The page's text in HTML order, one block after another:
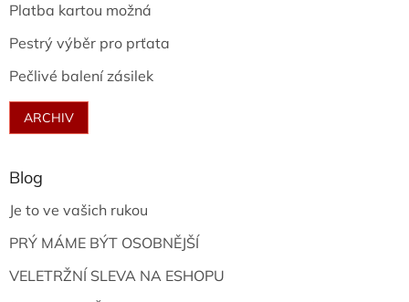
Platba kartou možná
Pestrý výběr pro prťata
Pečlivé balení zásilek
ARCHIV
Blog
Je to ve vašich rukou
PRÝ MÁME BÝT OSOBNĚJŠÍ
VELETRŽNÍ SLEVA NA ESHOPU